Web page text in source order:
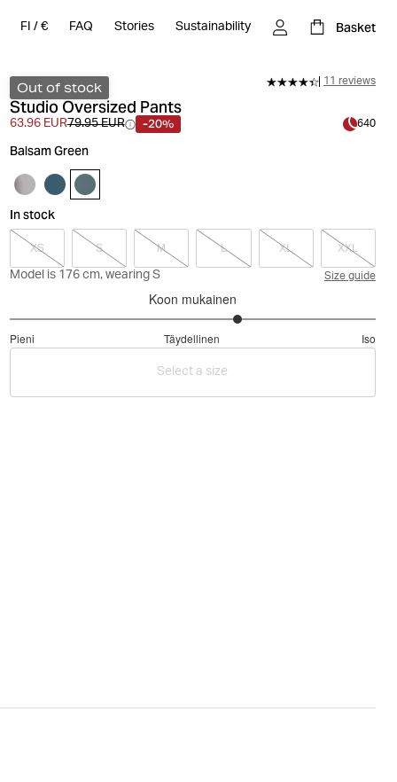
FI / € FAQ Stories Sustainability Basket
Out of stock
Studio Oversized Pants
11 reviews
63.96 EUR79.95 EUR -20% 640
Balsam Green
In stock
XS S M L XL XXL
Model is 176 cm, wearing S Size guide
Koon mukainen
Pieni Täydellinen Iso
/
Perustuu
ääneen
Select a size